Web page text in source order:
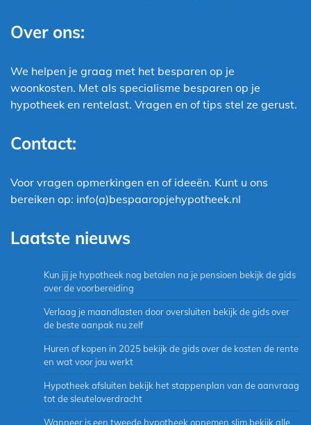
Over ons:
We helpen je graag met het besparen op je
woonkosten. Met als specialisme besparen op je
hypotheek en rentelast. Vragen en of tips stel ze gerust.
Contact:
Voor vragen opmerkingen en of ideeën. Kunt u ons
bereiken op: info(a)bespaaropjehypotheek.nl
Laatste nieuws
Kun jij je hypotheek nog betalen na je pensioen bekijk de gids
over de voorbereiding
Verlaag je maandlasten door oversluiten bekijk de gids over
de beste aanpak nu zelf
Huren of kopen in 2025 bekijk de gids over de kosten de rente
en wat voor jou werkt
Hypotheek afsluiten bekijk het stappenplan van de aanvraag
tot de sleuteloverdracht
Wanneer is een tweede hypotheek opnemen slim bekijk alle